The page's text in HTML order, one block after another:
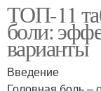
ТОП-11
боли:
варианты
Введение